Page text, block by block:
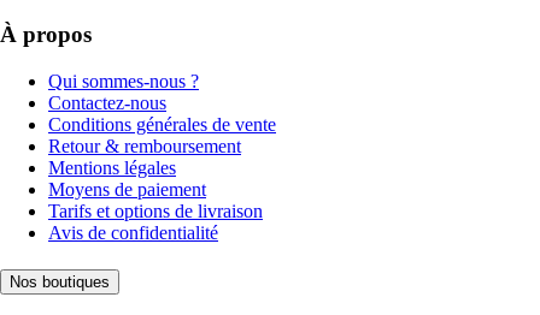
À propos
Qui sommes-nous ?
Contactez-nous
Conditions générales de vente
Retour & remboursement
Mentions légales
Moyens de paiement
Tarifs et options de livraison
Avis de confidentialité
Nos boutiques